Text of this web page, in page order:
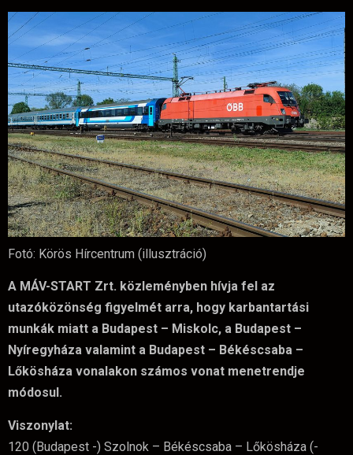
Fotó: Körös Hírcentrum (illusztráció)
A MÁV-START Zrt. közleményben hívja fel az
utazóközönség figyelmét arra, hogy karbantartási
munkák miatt a Budapest – Miskolc, a Budapest –
Nyíregyháza valamint a Budapest – Békéscsaba –
Lőkösháza vonalakon számos vonat menetrendje
módosul.
Viszonylat:
120 (Budapest -) Szolnok – Békéscsaba – Lőkösháza (-